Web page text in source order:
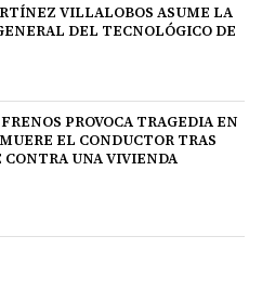
VILLALOBOS ASUME LA
DEL TECNOLÓGICO DE
PROVOCA TRAGEDIA EN
EL CONDUCTOR TRAS
CONTRA UNA VIVIENDA